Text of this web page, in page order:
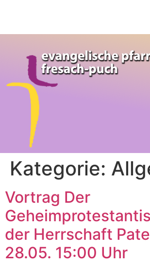
Kategorie:
Vortrag Der
der Herrschaft
28.05. 15:00 Uhr